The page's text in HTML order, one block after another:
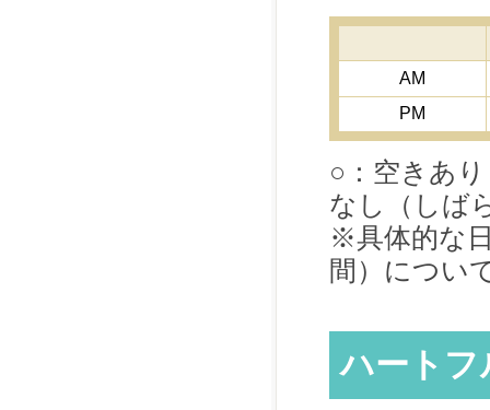
AM
PM
○：空きあ
なし（し
※具体的な
間）につい
ハートフ